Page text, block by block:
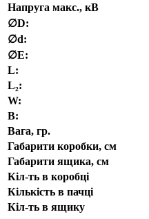
Напруга макс., кВ
∅D:
∅d:
∅E:
L:
L₂:
W:
В:
Вага, гр.
Габарити коробки, см
Габарити ящика, см
Кіл-ть в коробці
Кількість в пачці
Кіл-ть в ящику